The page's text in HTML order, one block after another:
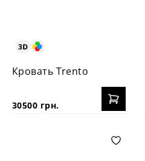
Кровать Trento
30500 грн.